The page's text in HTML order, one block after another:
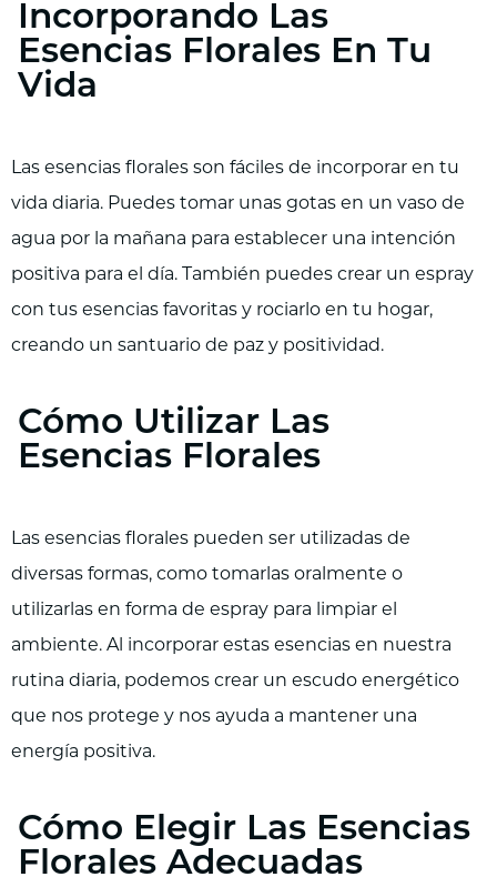
Incorporando Las
Esencias Florales En Tu
Vida
Las esencias florales son fáciles de incorporar en tu
vida diaria. Puedes tomar unas gotas en un vaso de
agua por la mañana para establecer una intención
positiva para el día. También puedes crear un espray
con tus esencias favoritas y rociarlo en tu hogar,
creando un santuario de paz y positividad.
Cómo Utilizar Las
Esencias Florales
Las esencias florales pueden ser utilizadas de
diversas formas, como tomarlas oralmente o
utilizarlas en forma de espray para limpiar el
ambiente. Al incorporar estas esencias en nuestra
rutina diaria, podemos crear un escudo energético
que nos protege y nos ayuda a mantener una
energía positiva.
Cómo Elegir Las Esencias
Florales Adecuadas